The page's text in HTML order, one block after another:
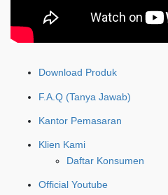
Download Produk
F.A.Q (Tanya Jawab)
Kantor Pemasaran
Klien Kami
Daftar Konsumen
Official Youtube